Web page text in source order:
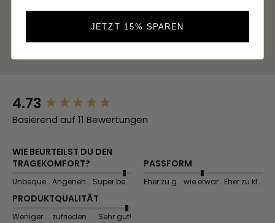
4.73
Basierend auf 11 Bewertungen
WIE BEURTEILST DU DEN
TRAGEKOMFORT?
Unbequem Angenehm Super bequem
PASSFORM
Eher zu groß wie erwartet Eher zu klein
PRODUKTQUALITÄT
Weniger gut zufriedenstellend Sehr gut!
New content loaded
JETZT 15% SPAREN